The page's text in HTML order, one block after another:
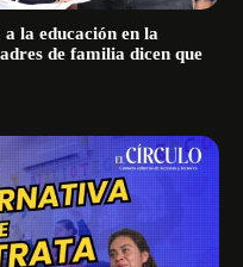
la educación en la
de familia dicen que